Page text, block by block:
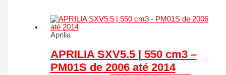
Aprilia
APRILIA SXV5.5 | 550 cm3 –
PM01S de 2006 até 2014